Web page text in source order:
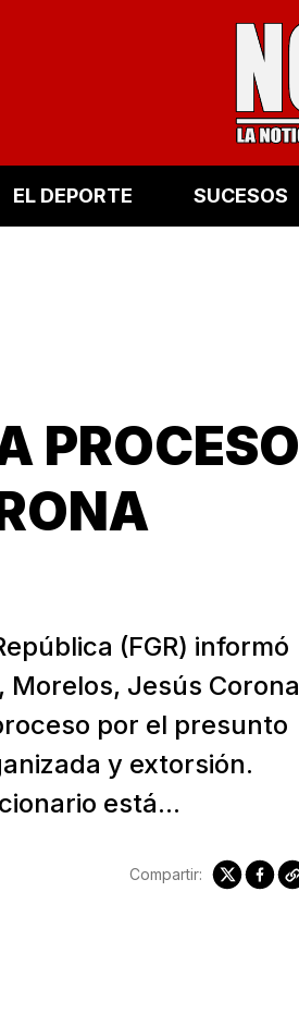
EL DEPORTE SUCESOS
PROCESO
(FGR) informó
Morelos, Jesús Corona
por el presunto
y extorsión.
está...
Compartir: